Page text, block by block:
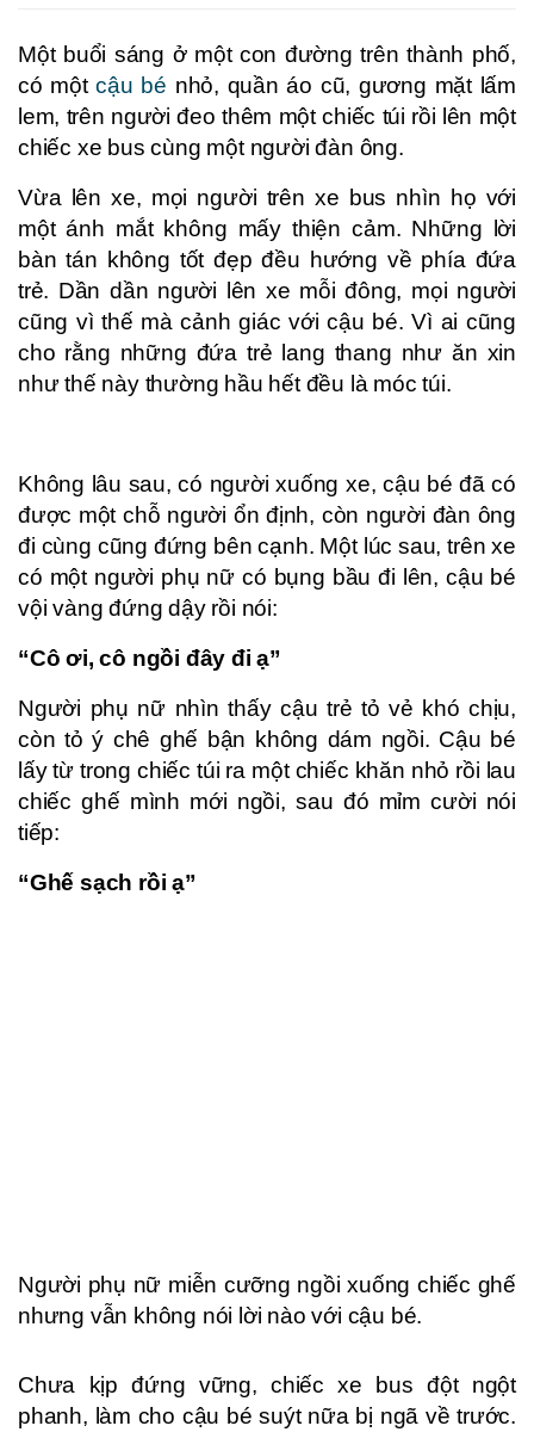
Một buổi sáng ở một con đường trên thành phố,
có mộtcậu bé nhỏ, quần áo cũ, gương mặt lấm
lem, trên người đeo thêm một chiếc túi rồi lên một
chiếc xe bus cùng một người đàn ông.
Vừa lên xe, mọi người trên xe bus nhìn họ với
một ánh mắt không mấy thiện cảm. Những lời
bàn tán không tốt đẹp đều hướng về phía đứa
trẻ. Dần dần người lên xe mỗi đông, mọi người
cũng vì thế mà cảnh giác với cậu bé. Vì ai cũng
cho rằng những đứa trẻ lang thang như ăn xin
như thế này thường hầu hết đều là móc túi.
Không lâu sau, có người xuống xe, cậu bé đã có
được một chỗ người ổn định, còn người đàn ông
đi cùng cũng đứng bên cạnh. Một lúc sau, trên xe
có một người phụ nữ có bụng bầu đi lên, cậu bé
vội vàng đứng dậy rồi nói:
“Cô ơi, cô ngồi đây đi ạ”
Người phụ nữ nhìn thấy cậu trẻ tỏ vẻ khó chịu,
còn tỏ ý chê ghế bận không dám ngồi. Cậu bé
lấy từ trong chiếc túi ra một chiếc khăn nhỏ rồi lau
chiếc ghế mình mới ngồi, sau đó mỉm cười nói
tiếp:
“Ghế sạch rồi ạ”
Người phụ nữ miễn cưỡng ngồi xuống chiếc ghế
nhưng vẫn không nói lời nào với cậu bé.
Chưa kịp đứng vững, chiếc xe bus đột ngột
phanh, làm cho cậu bé suýt nữa bị ngã về trước.